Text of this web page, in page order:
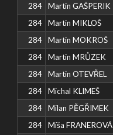
284
Martin GAŠPERIK
284
Martin MIKLOŠ
284
Martin MOKROŠ
284
Martin MRŮZEK
284
Martin OTEVŘEL
284
Michal KLIMEŠ
284
Milan PĚGŘIMEK
284
Míša FRANEROVÁ